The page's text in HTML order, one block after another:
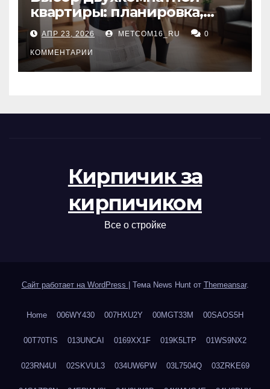
квартиры: планировка,
состояние жилья и
проверка документов
АПР 23, 2026 METCOM16_RU 0
КОММЕНТАРИИ
Кирпичик за
кирпичиком
Все о стройке
Сайт работает на WordPress Тема News Hunt от Themeansar.
Home 006WY430 007HXU2Y 00MGT33M 00SAOS5H
00T70TIS 013UNCAI 0169XX1F 019K5LTP 01WS9NX2
023RN4UI 02SKVUL3 034UW6PW 03L7504Q 03ZRKE69